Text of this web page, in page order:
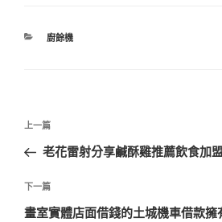
分
廚餘機
文
導
覽
上
一
文
章
上一篇
老花雷射分享鹹酥雞推薦飲食加
下
一
下一篇
畫室實體店面借錢的土城機車借款